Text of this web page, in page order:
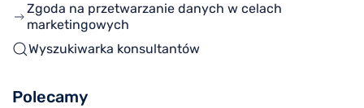
Zgoda na przetwarzanie danych w celach
marketingowych
Wyszukiwarka konsultantów
Polecamy